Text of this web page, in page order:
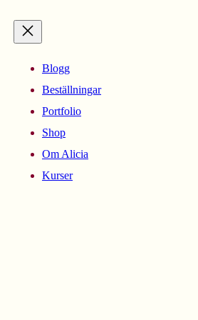
Blogg
Beställningar
Portfolio
Shop
Om Alicia
Kurser